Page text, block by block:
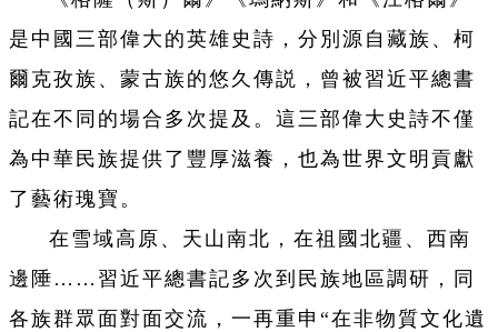
是中國三部偉大的英雄史詩，分別源自藏族、柯
爾克孜族、蒙古族的悠久傳説，曾被習近平總書
記在不同的場合多次提及。這三部偉大史詩不僅
為中華民族提供了豐厚滋養，也為世界文明貢獻
了藝術瑰寶。
在雪域高原、天山南北，在祖國北疆、西南
邊陲……習近平總書記多次到民族地區調研，同
各族群眾面對面交流，一再重申“在非物質文化遺